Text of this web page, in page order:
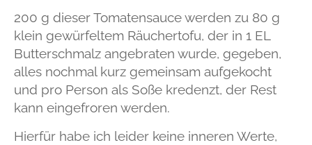
200 g dieser Tomatensauce werden zu 80 g
klein gewürfeltem Räuchertofu, der in 1 EL
Butterschmalz angebraten wurde, gegeben,
alles nochmal kurz gemeinsam aufgekocht
und pro Person als Soße kredenzt, der Rest
kann eingefroren werden.
Hierfür habe ich leider keine inneren Werte,